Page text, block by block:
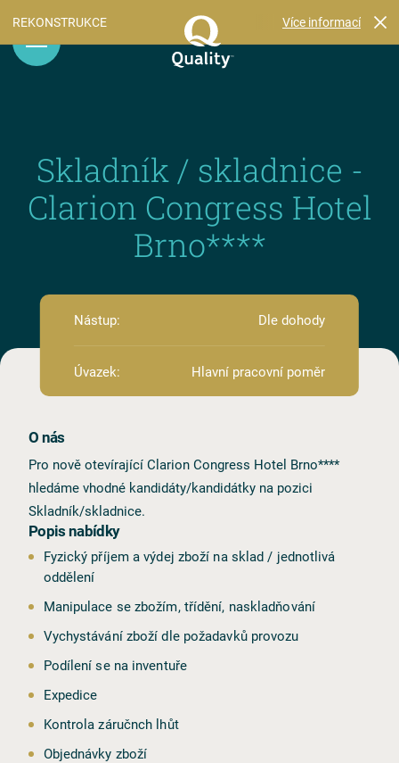
Skladník / skladnice -
Clarion Congress Hotel
Brno****
Nástup: Dle dohody
Úvazek: Hlavní pracovní poměr
O nás
Pro nově otevírající Clarion Congress Hotel Brno****
hledáme vhodné kandidáty/kandidátky na pozici
Skladník/skladnice.
Popis nabídky
Fyzický příjem a výdej zboží na sklad / jednotlivá
oddělení
Manipulace se zbožím, třídění, naskladňování
Vychystávání zboží dle požadavků provozu
Podílení se na inventuře
Expedice
Kontrola záručnch lhůt
Objednávky zboží
REKONSTRUKCE Více informací